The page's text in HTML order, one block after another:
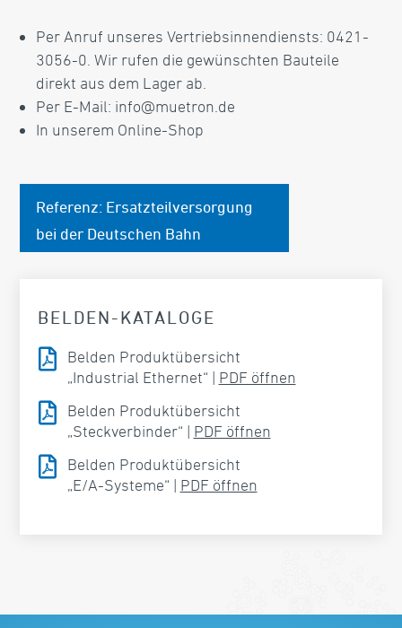
Per Anruf unseres Vertriebsinnendiensts: 0421-
3056-0. Wir rufen die gewünschten Bauteile
direkt aus dem Lager ab.
Per E-Mail: info@muetron.de
In unserem Online-Shop
Referenz: Ersatzteilversorgung
bei der Deutschen Bahn
BELDEN-KATALOGE

Belden Produktübersicht
„Industrial Ethernet“ | PDF öffnen

Belden Produktübersicht
„Steckverbinder“ | PDF öffnen

Belden Produktübersicht
„E/A-Systeme“ | PDF öffnen